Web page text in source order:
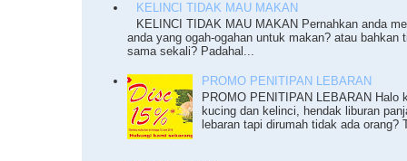
KELINCI TIDAK MAU MAKAN
KELINCI TIDAK MAU MAKAN Pernahkan anda
anda yang ogah-ogahan untuk makan? atau bahkan
sama sekali? Padahal...
PROMO PENITIPAN LEBARAN
PROMO PENITIPAN LEBARAN Halo
kucing dan kelinci, hendak liburan
lebaran tapi dirumah tidak ada orang?